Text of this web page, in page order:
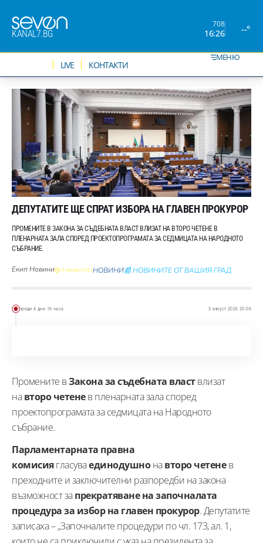
KANAL7.BG
708
16:26 --°
LIVE КОНТАКТИ
МЕНЮ
ДЕПУТАТИТЕ ЩЕ СПРАТ ИЗБОРА НА ГЛАВЕН ПРОКУРОР
ПРОМЕНИТЕ В ЗАКОНА ЗА СЪДЕБНАТА ВЛАСТ ВЛИЗАТ НА ВТОРО ЧЕТЕНЕ В
ПЛЕНАРНАТА ЗАЛА СПОРЕД ПРОЕКТОПРОГРАМАТА ЗА СЕДМИЦАТА НА НАРОДНОТО
СЪБРАНИЕ.
Екип Новини 15 януари 2025НОВИНИ📰 НОВИНИТЕ ОТ ВАШИЯ ГРАД
преди 4 дни 16 часа 3 август 2026 20:06
Промените вЗакона за съдебната властвлизат
навторо четенев пленарната зала според
проектопрограмата за седмицата на Народното
събрание.
Парламентарната правна
комисиягласуваединодушнонавторо четенев
преходните и заключителни разпоредби на закона
възможност запрекратяване на започналата
процедура за избор на главен прокурор. Депутатите
записаха – „Започналите процедури по чл. 173, ал. 1,